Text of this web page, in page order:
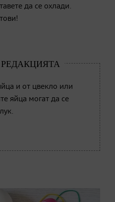
да се охлади.
и от цвекло или
яйца могат да се